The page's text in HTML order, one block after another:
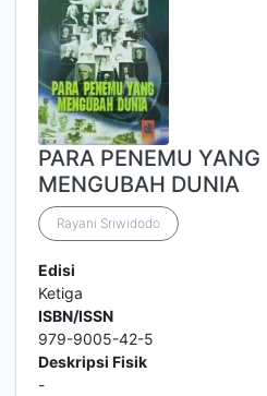
PARA PENEMU YANG
MENGUBAH DUNIA
Rayani Sriwidodo
Edisi
Ketiga
ISBN/ISSN
979-9005-42-5
Deskripsi Fisik
-